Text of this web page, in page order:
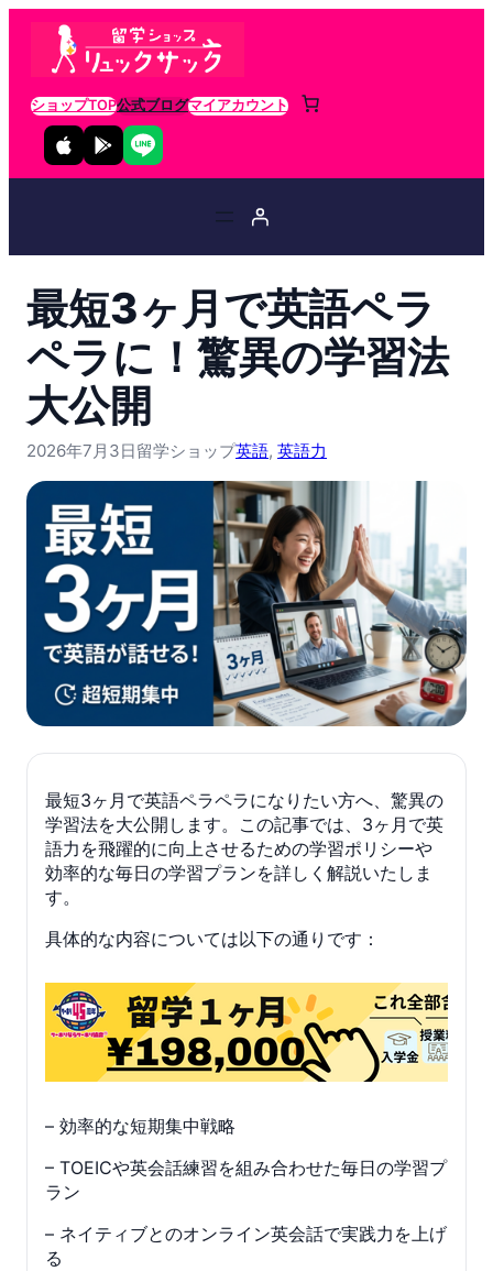
ショップTOP公式ブログマイアカウント
最短3ヶ月で英語ペラ
ペラに！驚異の学習法
大公開
2026年7月3日留学ショップ英語, 英語力
最短3ヶ月で英語ペラペラになりたい方へ、驚異の
学習法を大公開します。この記事では、3ヶ月で英
語力を飛躍的に向上させるための学習ポリシーや
効率的な毎日の学習プランを詳しく解説いたしま
す。
具体的な内容については以下の通りです：
– 効率的な短期集中戦略
– TOEICや英会話練習を組み合わせた毎日の学習プ
ラン
– ネイティブとのオンライン英会話で実践力を上げ
る